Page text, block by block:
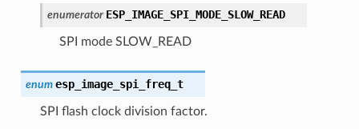
enumerator ESP_IMAGE_SPI_MODE_SLOW_READ
SPI mode SLOW_READ
enum esp_image_spi_freq_t
SPI flash clock division factor.